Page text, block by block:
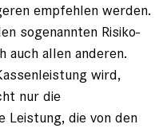
empfehlen werden.
sogenannten Risiko­
auch allen anderen.
wird,
nur die
Leistung, die von den